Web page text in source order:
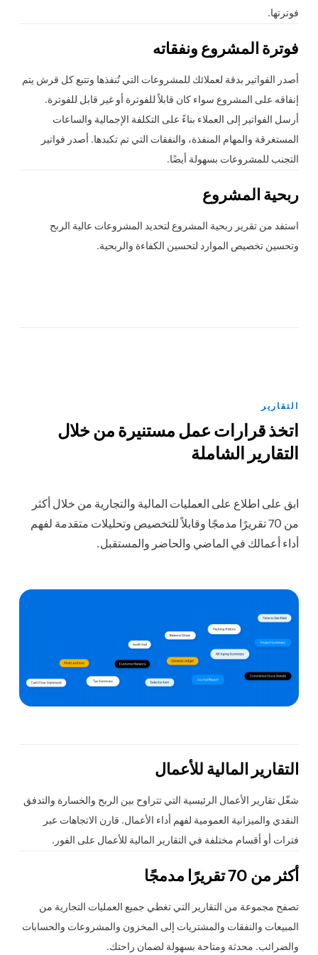
فوترتها.
فوترة المشروع ونفقاته
أصدر الفواتير بدقة لعملائك للمشروعات التي تُنفذها وتتبع كل قرش يتم
إنفاقه على المشروع سواء كان قابلاً للفوترة أو غير قابل للفوترة.
أرسل الفواتير إلى العملاء بناءً على التكلفة الإجمالية والساعات
المستغرقة والمهام المنفذة، والنفقات التي تم تكبدها. أصدر فواتير
التجنب للمشروعات بسهولة أيضًا.
ربحية المشروع
استفد من تقرير ربحية المشروع لتحديد المشروعات عالية الربح
وتحسين تخصيص الموارد لتحسين الكفاءة والربحية.
التقارير
اتخذ قرارات عمل مستنيرة من خلال
التقارير الشاملة
ابق على اطلاع على العمليات المالية والتجارية من خلال أكثر
من 70 تقريرًا مدمجًا وقابلاً للتخصيص وتحليلات متقدمة لفهم
أداء أعمالك في الماضي والحاضر والمستقبل.
التقارير المالية للأعمال
شغّل تقارير الأعمال الرئيسية التي تتراوح بين الربح والخسارة والتدفق
النقدي والميزانية العمومية لفهم أداء الأعمال. قارن الاتجاهات عبر
فترات أو أقسام مختلفة في التقارير المالية للأعمال على الفور.
أكثر من 70 تقريرًا مدمجًا
تصفح مجموعة من التقارير التي تغطي جميع العمليات التجارية من
المبيعات والنفقات والمشتريات إلى المخزون والمشروعات والحسابات
والضرائب. محدثة ومتاحة بسهولة لضمان راحتك.